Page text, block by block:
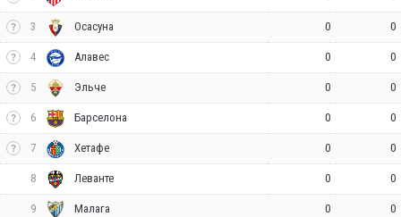
3 Осасуна 0 0
4 Алавес 0 0
5 Эльче 0 0
6 Барселона 0 0
7 Хетафе 0 0
8 Леванте 0 0
9 Малага 0 0